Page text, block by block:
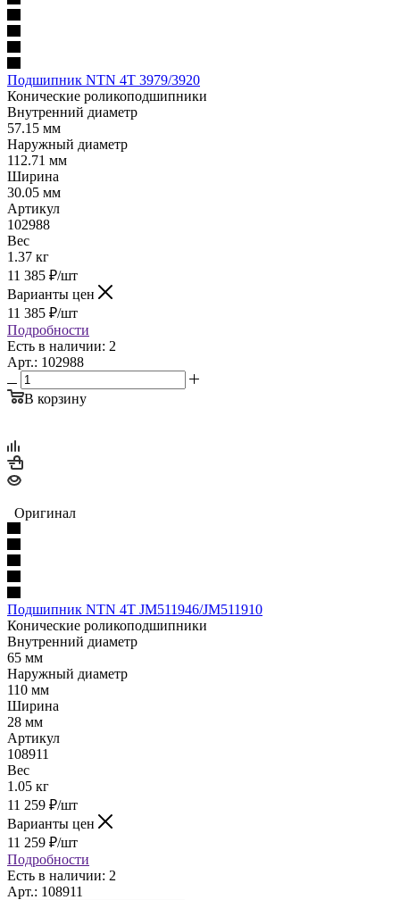
Подшипник NTN 4T 3979/3920
Конические роликоподшипники
Внутренний диаметр
57.15 мм
Наружный диаметр
112.71 мм
Ширина
30.05 мм
Артикул
102988
Вес
1.37 кг
11 385 ₽/шт
Варианты цен
11 385 ₽/шт
Подробности
Есть в наличии: 2
Арт.: 102988
В корзину
Оригинал
Подшипник NTN 4T JM511946/JM511910
Конические роликоподшипники
Внутренний диаметр
65 мм
Наружный диаметр
110 мм
Ширина
28 мм
Артикул
108911
Вес
1.05 кг
11 259 ₽/шт
Варианты цен
11 259 ₽/шт
Подробности
Есть в наличии: 2
Арт.: 108911